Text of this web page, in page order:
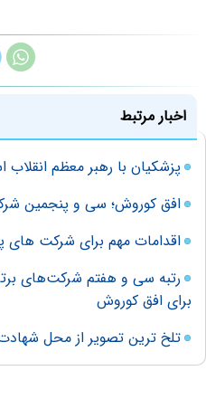
اخبار مرتبط
پزشکیان با رهبر معظم
افق کوروش؛ سی و پنجمین
اقدامات مهم برای شرکت های
رتبه سی و هفتم شرکت‌های
برای افق کوروش
تلخ ترین تصویر از محل شهادت